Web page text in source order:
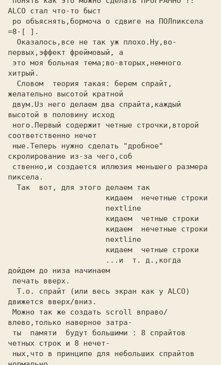
ALCO стал что-то быст
ро объяснять,бормоча о сдвиге на ПОЛпиксела
=8-[ ].
первых,эффект фреймовый,
а
хитрый.
  Словом
теория такая: берем спрайт,
желательно высотой кратной
соответственно нечет
ные.Теперь нужно сделать
"дробное"
скролирование из-за чего,соб
ственно,и создается иллюзия меньшего размера
дойдем до низа начинаем
  Т.о. спрайт
движется вверх/вниз.
влево,только наверное затра-
четных строк и 8 нечет-